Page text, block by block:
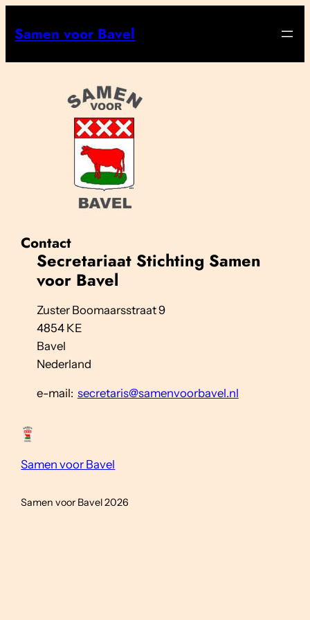
naar
Samen voor Bavel
Contact
Secretariaat Stichting Samen
voor Bavel
Zuster Boomaarsstraat 9
4854 KE
Bavel
Nederland
e-mail: secretaris@samenvoorbavel.nl
Samen voor Bavel
Samen voor Bavel 2026